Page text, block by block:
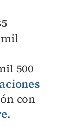
500
con
.